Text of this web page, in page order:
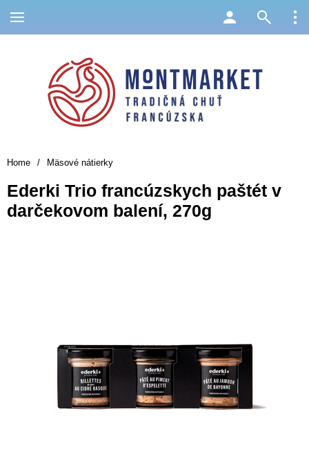
Home / Mäsové nátierky
Ederki Trio francúzskych paštét v
darčekovom balení, 270g